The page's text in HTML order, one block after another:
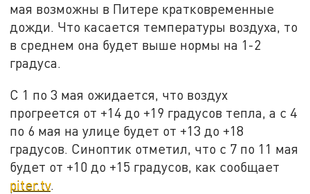
мая возможны в Питере кратковременные
дожди. Что касается температуры воздуха, то
в среднем она будет выше нормы на 1-2
градуса.
С 1 по 3 мая ожидается, что воздух
прогреется от +14 до +19 градусов тепла, а с 4
по 6 мая на улице будет от +13 до +18
градусов. Синоптик отметил, что с 7 по 11 мая
будет от +10 до +15 градусов, как сообщает
piter.tv.